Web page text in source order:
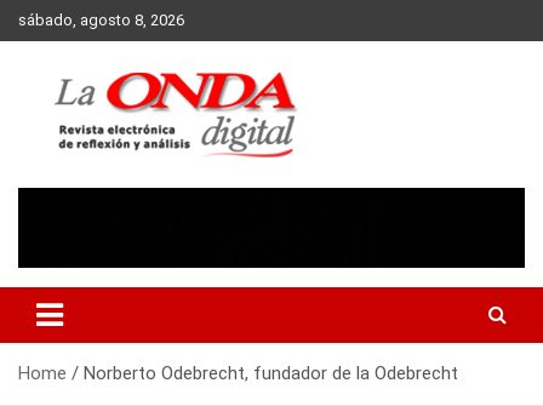
Skip
to
sábado, agosto 8, 2026
Home Norberto Odebrecht, fundador de la Odebrecht